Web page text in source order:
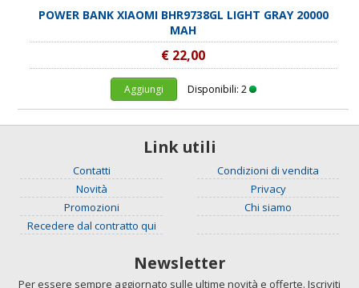
POWER BANK XIAOMI BHR9738GL LIGHT GRAY 20000
MAH
€ 22,00
Aggiungi Disponibili: 2
Link utili
Contatti
Condizioni di vendita
Novità
Privacy
Promozioni
Chi siamo
Recedere dal contratto qui
Newsletter
Per essere sempre aggiornato sulle ultime novità e offerte. Iscriviti